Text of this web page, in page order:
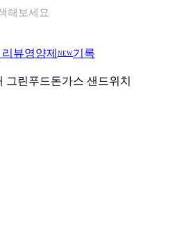
보세요
뷰영양제 NEW기록
그린푸드돈가스 샌드위치